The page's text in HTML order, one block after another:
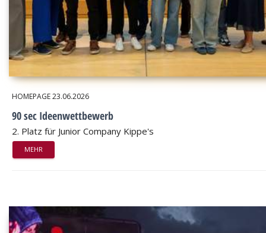
HOMEPAGE23.06.2026
90 sec Ideenwettbewerb
2. Platz für Junior Company Kippe's
MEHR